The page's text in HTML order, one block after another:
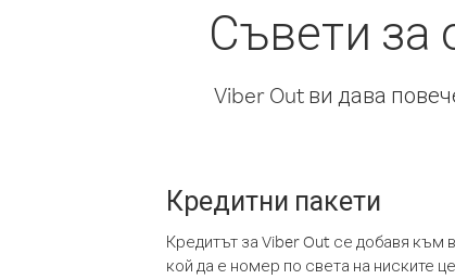
Съвети за
Viber Out ви дава
Кредитни пакети
Кредитът за Viber Out се добавя към
кой да е номер по света на ниските